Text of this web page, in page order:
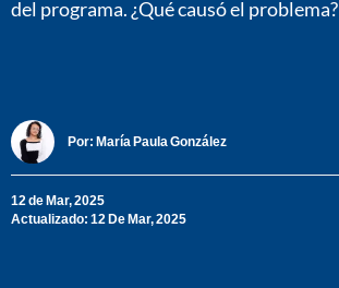
del programa. ¿Qué causó el problema?
Por: María Paula González
12 de Mar, 2025
Actualizado: 12 De Mar, 2025